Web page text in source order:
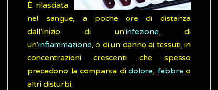
È rilasciata
nel sangue, a poche ore di distanza
dall’inizio di un'infezione, di
un’infiammazione, o di un danno ai tessuti, in
concentrazioni crescenti che spesso
precedono la comparsa di dolore, febbre o
altri disturbi.